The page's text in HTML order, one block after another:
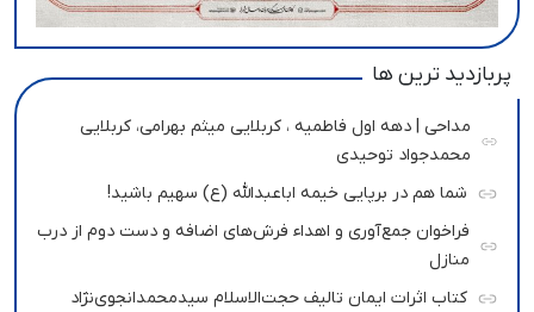
پربازدید ترین ها
مداحی | دهه اول فاطمیه ، کربلایی میثم بهرامی، کربلایی
محمدجواد توحیدی
شما هم در برپایی خیمه اباعبدالله (ع) سهیم باشید!
فراخوان جمع‌آوری و اهداء فرش‌های اضافه و دست دوم از درب
منازل
کتاب اثرات ایمان تالیف حجت‌الاسلام سیدمحمدانجوی‌نژاد